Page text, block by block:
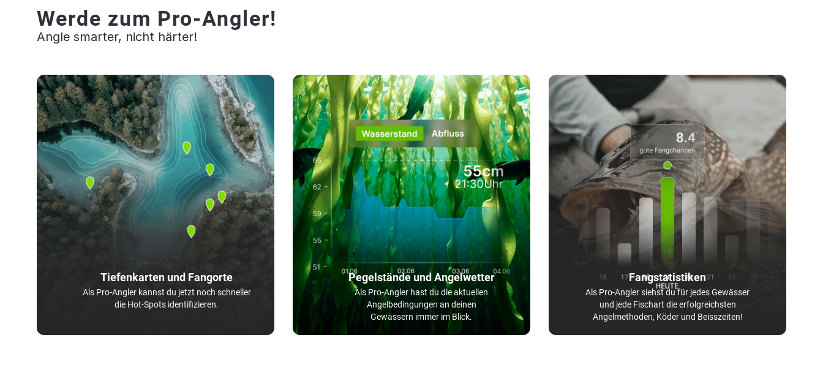
Werde zum Pro-Angler!
Angle smarter, nicht härter!
Tiefenkarten und Fangorte
Als Pro-Angler kannst du jetzt noch schneller
die Hot-Spots identifizieren.
Pegelstände und Angelwetter
Als Pro-Angler hast du die aktuellen
Angelbedingungen an deinen
Gewässern immer im Blick.
Fangstatistiken
Als Pro-Angler siehst du für jedes Gewässer
und jede Fischart die erfolgreichsten
Angelmethoden, Köder und Beisszeiten!